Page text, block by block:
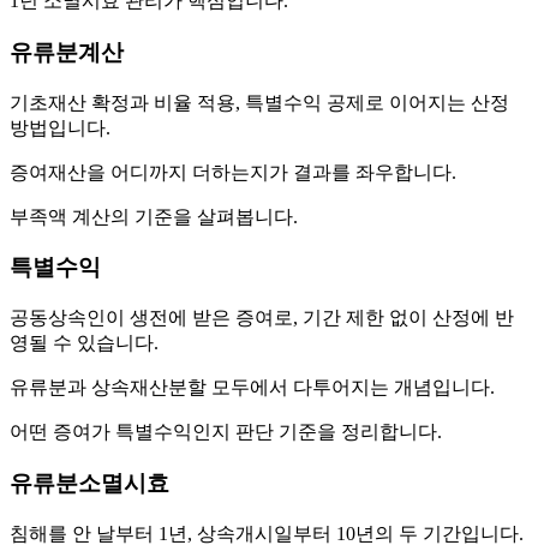
유류분계산
기초재산 확정과 비율 적용, 특별수익 공제로 이어지는 산정
방법입니다.
증여재산을 어디까지 더하는지가 결과를 좌우합니다.
부족액 계산의 기준을 살펴봅니다.
특별수익
공동상속인이 생전에 받은 증여로, 기간 제한 없이 산정에 반
영될 수 있습니다.
유류분과 상속재산분할 모두에서 다투어지는 개념입니다.
어떤 증여가 특별수익인지 판단 기준을 정리합니다.
유류분소멸시효
침해를 안 날부터 1년, 상속개시일부터 10년의 두 기간입니다.